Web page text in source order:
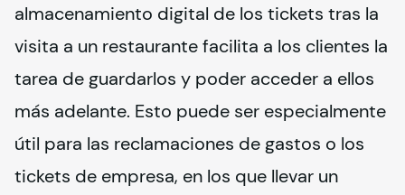
almacenamiento digital de los tickets tras la
visita a un restaurante facilita a los clientes la
tarea de guardarlos y poder acceder a ellos
más adelante. Esto puede ser especialmente
útil para las reclamaciones de gastos o los
tickets de empresa, en los que llevar un